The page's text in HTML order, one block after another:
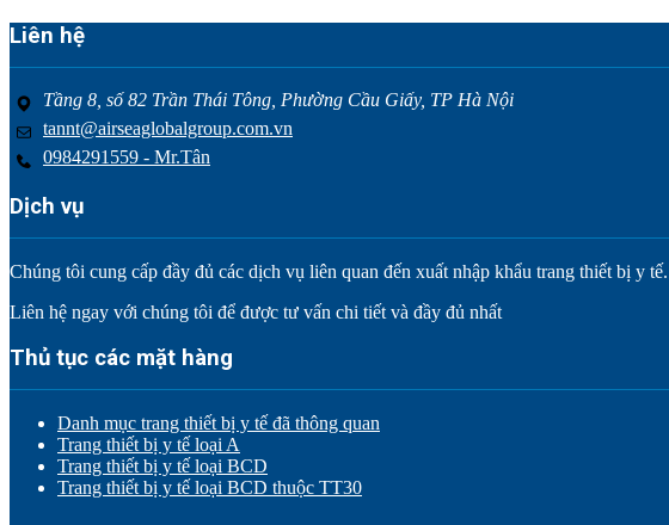
Liên hệ
Tầng 8, số 82 Trần Thái Tông, Phường Cầu Giấy, TP Hà Nội
tannt@airseaglobalgroup.com.vn
0984291559 - Mr.Tân
Dịch vụ
Chúng tôi cung cấp đầy đủ các dịch vụ liên quan đến xuất nhập khẩu trang thiết bị y tế.
Liên hệ ngay với chúng tôi để được tư vấn chi tiết và đầy đủ nhất
Thủ tục các mặt hàng
Danh mục trang thiết bị y tế đã thông quan
Trang thiết bị y tế loại A
Trang thiết bị y tế loại BCD
Trang thiết bị y tế loại BCD thuộc TT30